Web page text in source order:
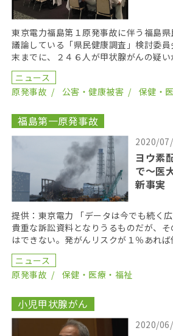
東京電力福島第１原発事故に伴う福島
議論している「県民健康調査」検討委
末までに、２４６人が甲状腺がんの疑
００人が甲状腺の摘出手術を受けたと
ニュース
原発事故
公害・健康被害 保健・
福島第一原発事故
2020/
ヨウ素
で〜医
新事実
提供：東京電力 「データは今でも続く
貴重な訴訟資料となりうるものだが、
はできない。発がんリスクが１％あれ
裁判では原告勝訴となる」 東京電力福
ニュース
原発事故
保健・医療・福祉
小児甲状腺がん
2020/